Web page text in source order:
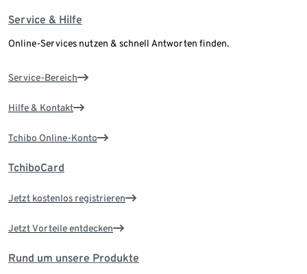
Service & Hilfe
Online-Services nutzen & schnell Antworten finden.
Service-Bereich
Hilfe & Kontakt
Tchibo Online-Konto
TchiboCard
Jetzt kostenlos registrieren
Jetzt Vorteile entdecken
Rund um unsere Produkte